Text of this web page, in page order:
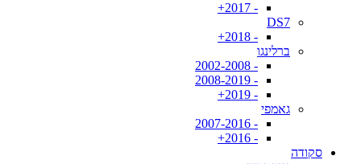
- 2017+
DS7
- 2018+
ברלינגו
- 2002-2008
- 2008-2019
- 2019+
גאמפי
- 2007-2016
- 2016+
סקודה